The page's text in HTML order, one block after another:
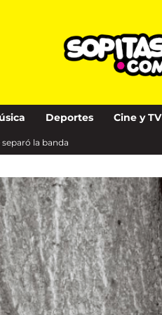
Deportes Cine y TV
la banda